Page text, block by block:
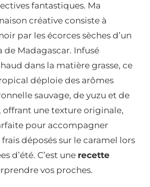
fantastiques. Ma
créative consiste à
par les écorces sèches d’un
Madagascar. Infusé
dans la matière grasse, ce
déploie des arômes
sauvage, de yuzu et de
offrant une texture originale,
pour accompagner
déposés sur le caramel lors
d’été. C’est une recette
vos proches.